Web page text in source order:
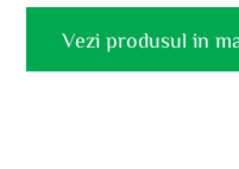
Vezi produsul in